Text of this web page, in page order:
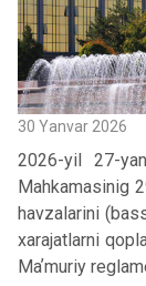
30 Yanvar 2026
2026-yil 27-
Mahkamasinig
havzalarini
xarajatlarni
Maʼmuriy